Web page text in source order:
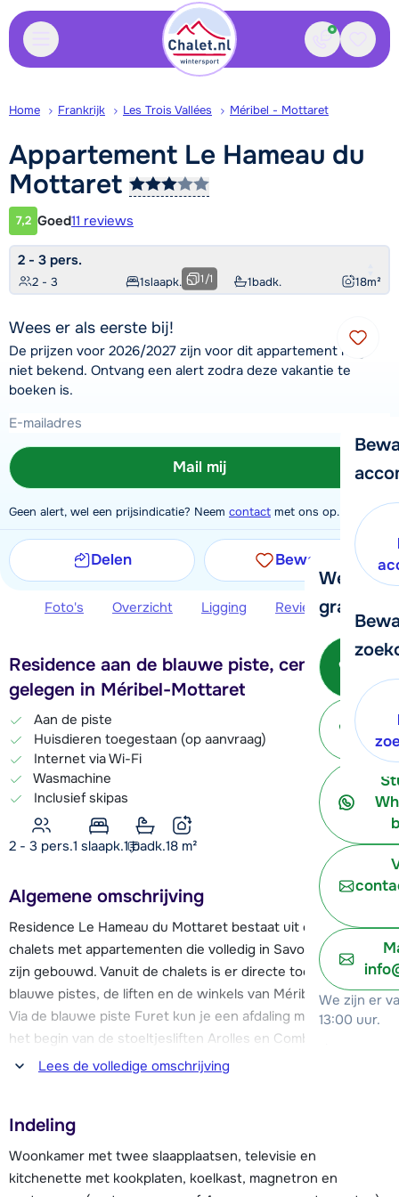
Contact
We
graag
Bel
-
We zijn er
13:00 uur.
Home Frankrijk Les Trois Vallées Méribel - Mottaret
Appartement Le Hameau du
Mottaret
Klantwaardering
7,2 Goed11 reviews
2 - 3 pers.
2 - 3 1slaapk. 1badk. 18m²
1/1
Wees er als eerste bij!
De prijzen voor 2026/2027 zijn voor dit appartement nog
niet bekend. Ontvang een alert zodra deze vakantie te
boeken is.
Mail mij
Geen alert, wel een prijsindicatie? Neem contact met ons op.
Delen Bewaren
Foto's Overzicht Ligging Reviews
Residence aan de blauwe piste, centraal
gelegen in Méribel-Mottaret
Aan de piste
Huisdieren toegestaan (op aanvraag)
Internet via Wi-Fi
Wasmachine
Inclusief skipas
2 - 3 pers.1 slaapk.1 badk.18 m²
Algemene omschrijving
Residence Le Hameau du Mottaret bestaat uit een aantal
chalets met appartementen die volledig in Savoyaardse stijl
zijn gebouwd. Vanuit de chalets is er directe toegang tot de
blauwe pistes, de liften en de winkels van Méribel Mottaret.
Via de blauwe piste Furet kun je een afdaling maken naar
het begin van de stoeltjesliften Arolles en Combes, maar ook
naar de cabinelift Plattieres. Deze Plattieres lift brengt je
In en rondom de chalets zijn er verschillende faciliteiten te
vinden, zoals een bar, restaurant, kiosk en kleine
Lees de volledige omschrijving
Indeling
Woonkamer met twee slaapplaatsen, televisie en
kitchenette met kookplaten, koelkast, magnetron en